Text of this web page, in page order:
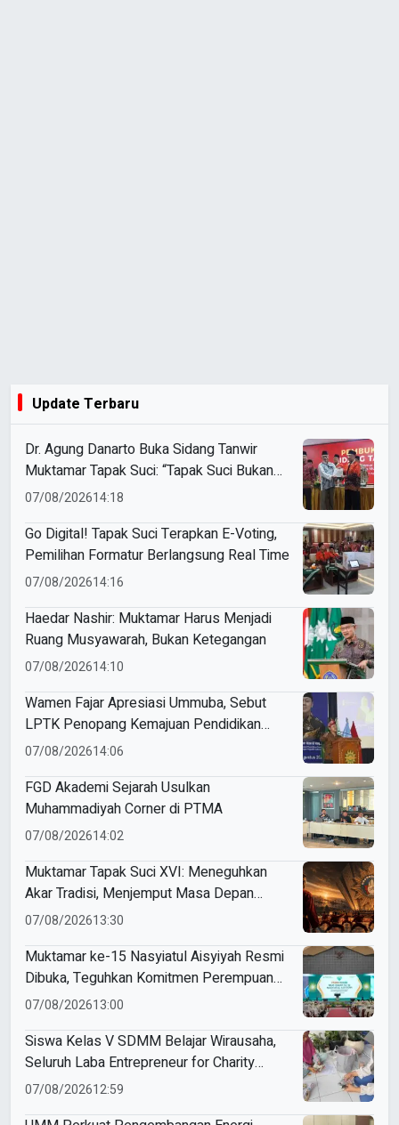
Update Terbaru
Dr. Agung Danarto Buka Sidang Tanwir
Muktamar Tapak Suci: “Tapak Suci Bukan
Organisasi Ko Ping Ho dan Dracin”
07/08/202614:18
Go Digital! Tapak Suci Terapkan E-Voting,
Pemilihan Formatur Berlangsung Real Time
07/08/202614:16
Haedar Nashir: Muktamar Harus Menjadi
Ruang Musyawarah, Bukan Ketegangan
07/08/202614:10
Wamen Fajar Apresiasi Ummuba, Sebut
LPTK Penopang Kemajuan Pendidikan
Indonesia
07/08/202614:06
FGD Akademi Sejarah Usulkan
Muhammadiyah Corner di PTMA
07/08/202614:02
Muktamar Tapak Suci XVI: Meneguhkan
Akar Tradisi, Menjemput Masa Depan
Mendunia
07/08/202613:30
Muktamar ke-15 Nasyiatul Aisyiyah Resmi
Dibuka, Teguhkan Komitmen Perempuan
Muda Berkemajuan
07/08/202613:00
Siswa Kelas V SDMM Belajar Wirausaha,
Seluruh Laba Entrepreneur for Charity
Didonasikan
07/08/202612:59